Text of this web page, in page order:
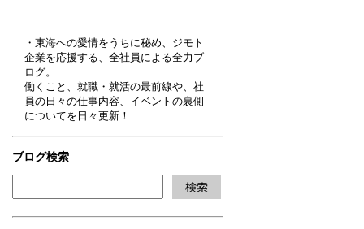
・東海への愛情をうちに秘め、ジモト
企業を応援する、全社員による全力ブ
ログ。
働くこと、就職・就活の最前線や、社
員の日々の仕事内容、イベントの裏側
についてを日々更新！
ブログ検索